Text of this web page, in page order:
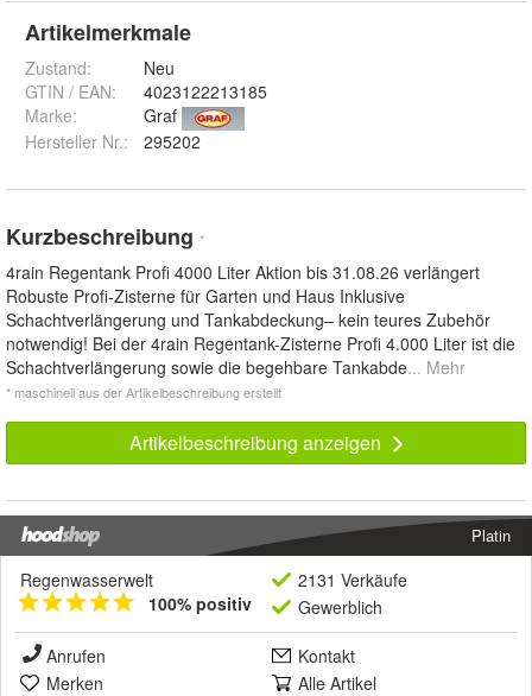
Artikelmerkmale
Zustand:
Neu
GTIN / EAN:
4023122213185
Marke:
Graf
Hersteller Nr.:
295202
Kurzbeschreibung *
4rain Regentank Profi 4000 Liter Aktion bis 31.08.26 verlängert
Robuste Profi-Zisterne für Garten und Haus Inklusive
Schachtverlängerung und Tankabdeckung– kein teures Zubehör
notwendig! Bei der 4rain Regentank-Zisterne Profi 4.000 Liter ist die
Schachtverlängerung sowie die begehbare Tankabde... Mehr
* maschinell aus der Artikelbeschreibung erstellt
Artikelbeschreibung anzeigen
Platin
Regenwasserwelt
100% positiv
2131 Verkäufe
Gewerblich
Anrufen
Kontakt
Merken
Alle Artikel